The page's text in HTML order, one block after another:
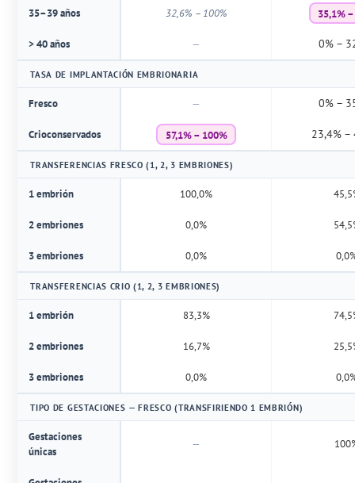
35–39 años 32,6% – 100% 35,1%
> 40 años — 0% –
TASA DE IMPLANTACIÓN EMBRIONARIA
Fresco — 0% –
Crioconservados 57,1% – 100% 23,4% –
TRANSFERENCIAS FRESCO (1, 2, 3 EMBRIONES)
1 embrión 100,0%
2 embriones 0,0%
3 embriones 0,0%
TRANSFERENCIAS CRIO (1, 2, 3 EMBRIONES)
1 embrión 83,3%
2 embriones 16,7%
3 embriones 0,0%
TIPO DE GESTACIONES — FRESCO (TRANSFIRIENDO 1 EMBRIÓN)
Gestaciones
únicas
—